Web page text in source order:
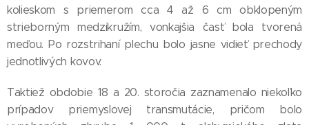
kolieskom s priemerom cca 4 až 6 cm obklopeným
strieborným medzikružím, vonkajšia časť bola tvorená
meďou. Po rozstrihaní plechu bolo jasne vidieť prechody
jednotlivých kovov.
Taktiež obdobie 18 a 20. storočia zaznamenalo niekoľko
prípadov priemyslovej transmutácie, pričom bolo